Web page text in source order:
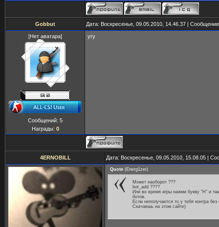
Gobbut Дата: Воскресенье, 09.05.2010, 14.46.37 |
[Нет аватара]
Сообщений: 5
Награды: 0
угу
4ERNOBILL Дата: Воскресенье, 09.05.2010, 15.08.05 |
Quote (Energ1zer)
Может наоборот ???
bot_add ????
Или во время игры нажми букву "H" и
ботов.
Если неполучается то у тебя контра без
Скачаешь на этом сайте)